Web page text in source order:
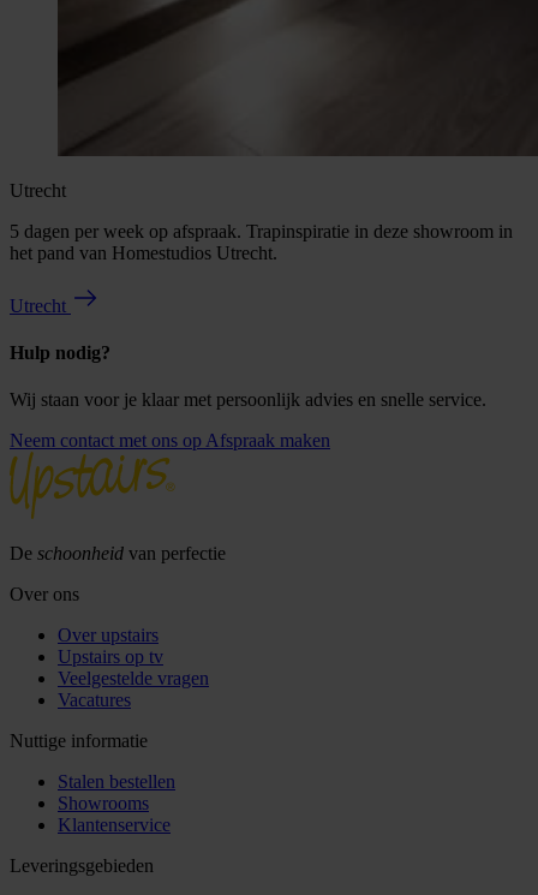
Utrecht
5 dagen per week op afspraak. Trapinspiratie in deze showroom in
het pand van Homestudios Utrecht.
Utrecht
Hulp nodig?
Wij staan voor je klaar met persoonlijk advies en snelle service.
Neem contact met ons op Afspraak maken
De schoonheid van perfectie
Over ons
Over upstairs
Upstairs op tv
Veelgestelde vragen
Vacatures
Nuttige informatie
Stalen bestellen
Showrooms
Klantenservice
Leveringsgebieden